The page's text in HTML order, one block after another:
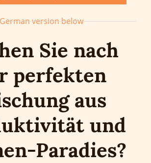
German version below
Sie nach
perfekten
aus
und
Paradies?